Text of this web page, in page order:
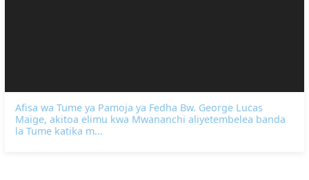
Afisa wa Tume ya Pamoja ya Fedha Bw. George Lucas
Maige, akitoa elimu kwa Mwananchi aliyetembelea banda
la Tume katika m...